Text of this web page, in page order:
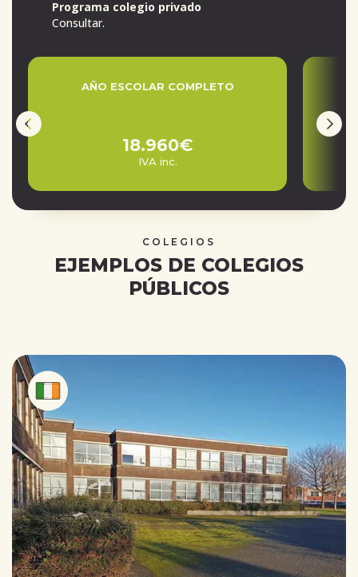
Programa colegio privado
Consultar.
AÑO ESCOLAR COMPLETO
18.960€
IVA inc.
COLEGIOS
EJEMPLOS DE COLEGIOS
PÚBLICOS